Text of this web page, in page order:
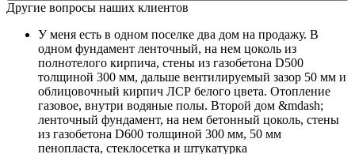
Другие вопросы наших клиентов
У меня есть в одном поселке два дом на продажу. В
одном фундамент ленточный, на нем цоколь из
полнотелого кирпича, стены из газобетона D500
толщиной 300 мм, дальше вентилируемый зазор 50 мм и
облицовочный кирпич ЛСР белого цвета. Отопление
газовое, внутри водяные полы. Второй дом &mdash;
ленточный фундамент, на нем бетонный цоколь, стены
из газобетона D600 толщиной 300 мм, 50 мм
пенопласта, стеклосетка и штукатурка